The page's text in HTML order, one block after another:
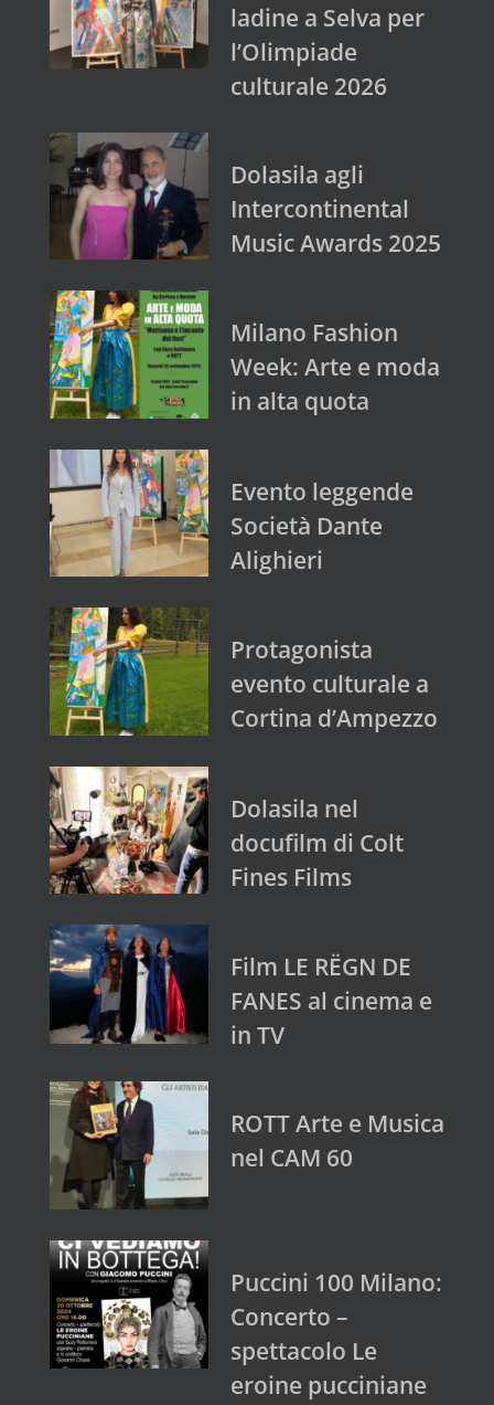
ladine a Selva per
l’Olimpiade
culturale 2026
Dolasila agli
Intercontinental
Music Awards 2025
Milano Fashion
Week: Arte e moda
in alta quota
Evento leggende
Società Dante
Alighieri
Protagonista
evento culturale a
Cortina d’Ampezzo
Dolasila nel
docufilm di Colt
Fines Films
Film LE RËGN DE
FANES al cinema e
in TV
ROTT Arte e Musica
nel CAM 60
Puccini 100 Milano:
Concerto –
spettacolo Le
eroine pucciniane